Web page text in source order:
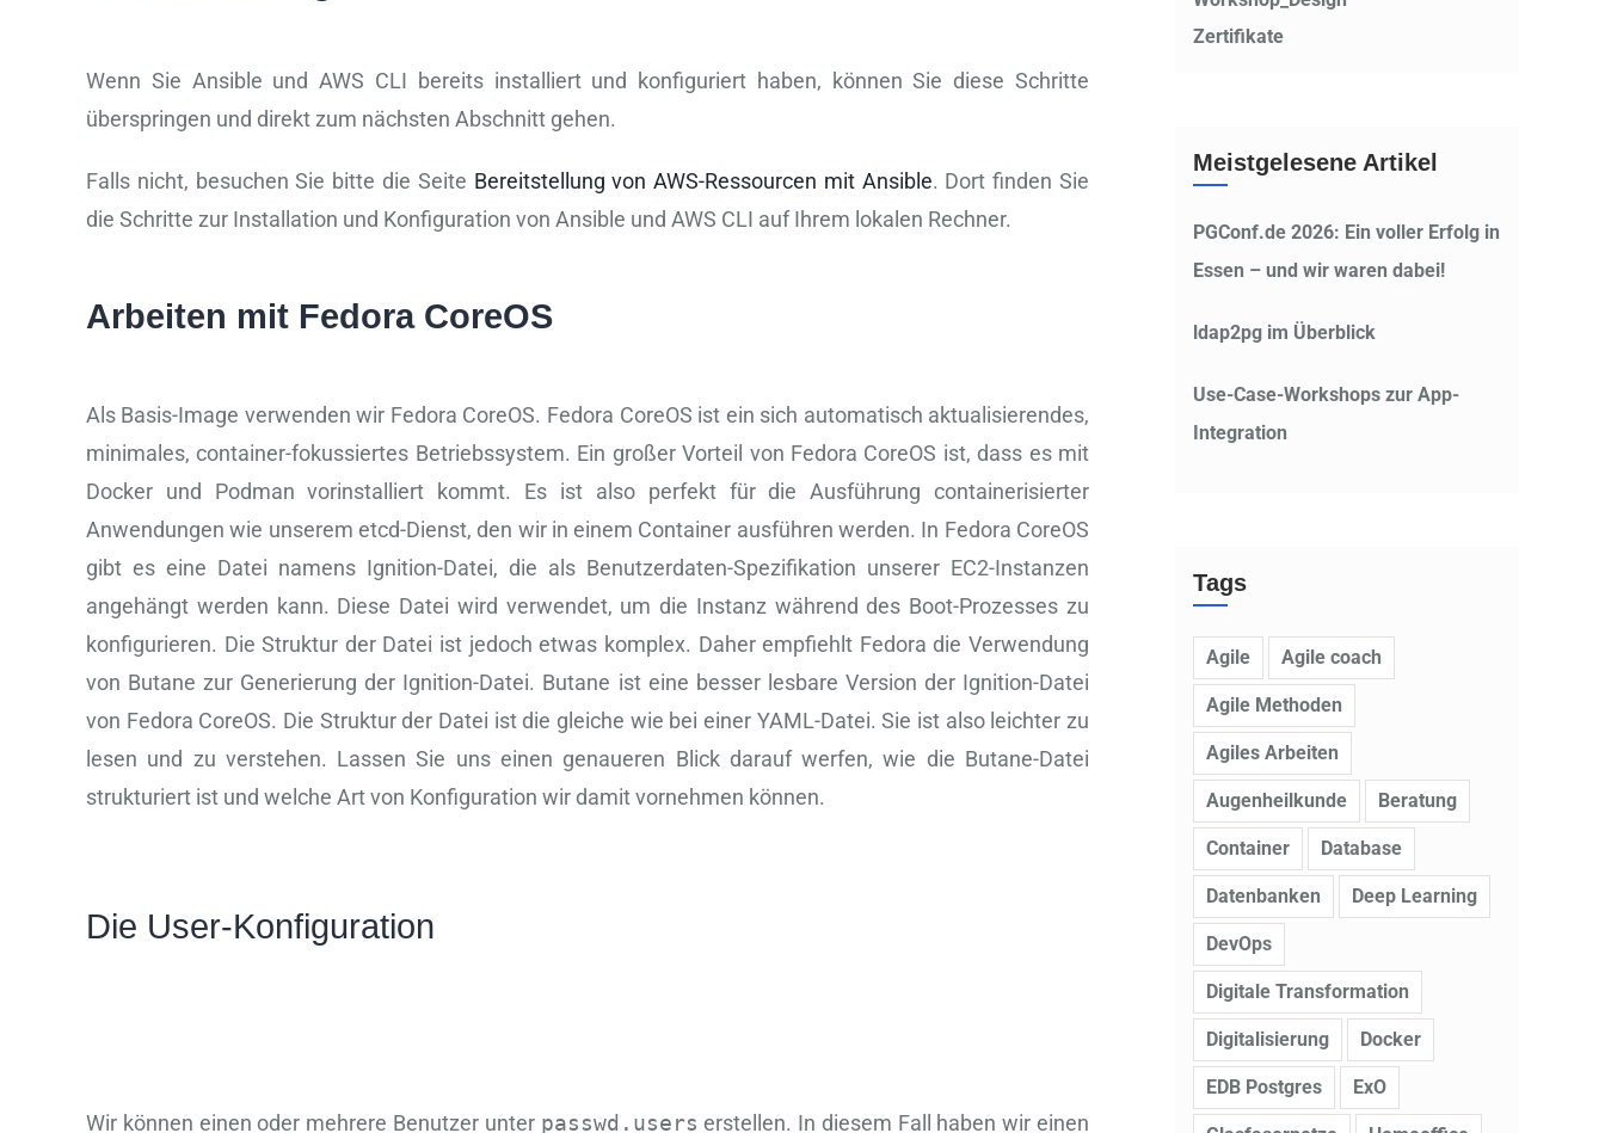
Wenn Sie Ansible und AWS CLI bereits installiert und konfiguriert haben, können Sie diese Schritte
überspringen und direkt zum nächsten Abschnitt gehen.
Falls nicht, besuchen Sie bitte die Seite Bereitstellung von AWS-Ressourcen mit Ansible. Dort finden Sie
die Schritte zur Installation und Konfiguration von Ansible und AWS CLI auf Ihrem lokalen Rechner.
Arbeiten mit Fedora CoreOS
Als Basis-Image verwenden wir Fedora CoreOS. Fedora CoreOS ist ein sich automatisch aktualisierendes,
minimales, container-fokussiertes Betriebssystem. Ein großer Vorteil von Fedora CoreOS ist, dass es mit
Docker und Podman vorinstalliert kommt. Es ist also perfekt für die Ausführung containerisierter
Anwendungen wie unserem etcd-Dienst, den wir in einem Container ausführen werden. In Fedora CoreOS
gibt es eine Datei namens Ignition-Datei, die als Benutzerdaten-Spezifikation unserer EC2-Instanzen
angehängt werden kann. Diese Datei wird verwendet, um die Instanz während des Boot-Prozesses zu
konfigurieren. Die Struktur der Datei ist jedoch etwas komplex. Daher empfiehlt Fedora die Verwendung
von Butane zur Generierung der Ignition-Datei. Butane ist eine besser lesbare Version der Ignition-Datei
von Fedora CoreOS. Die Struktur der Datei ist die gleiche wie bei einer YAML-Datei. Sie ist also leichter zu
lesen und zu verstehen. Lassen Sie uns einen genaueren Blick darauf werfen, wie die Butane-Datei
strukturiert ist und welche Art von Konfiguration wir damit vornehmen können.
Die User-Konfiguration
Wir können einen oder mehrere Benutzer unter passwd.users erstellen. In diesem Fall haben wir einen
Zertifikate
Meistgelesene Artikel
PGConf.de 2026: Ein voller Erfolg in
Essen – und wir waren dabei!
ldap2pg im Überblick
Use-Case-Workshops zur App-
Integration
Tags
Agile Agile coach
Agile Methoden
Agiles Arbeiten
Augenheilkunde Beratung
Container Database
Datenbanken Deep Learning
DevOps
Digitale Transformation
Digitalisierung Docker
EDB Postgres ExO